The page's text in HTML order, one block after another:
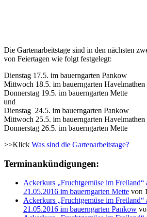
Die Gartenarbeitstage sind in den nächsten
von Feiertagen wie folgt festgelegt:
Dienstag 17.5. im bauerngarten Pankow
Mittwoch 18.5. im bauerngarten Havelmathen
Donnerstag 19.5. im bauerngarten Mette
und
Dienstag 24.5. im bauerngarten Pankow
Mittwoch 25.5. im bauerngarten Havelmathen
Donnerstag 26.5. im bauerngarten Mette
>>Klick Was sind die Gartenarbeitstage?
Terminankündigungen:
Ackerkurs „Fruchtgemüse im Freiland“
21.05.2016 im bauerngarten Mette von
Ackerkurs „Fruchtgemüse im Freiland“
21.05.2016 im bauerngarten Pankow